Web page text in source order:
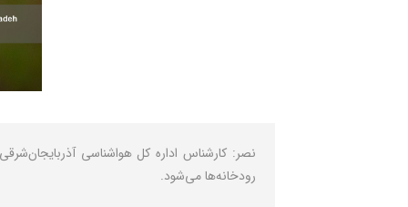
نصر: کارشناس اداره کل هواشناسی
رودخانه‌ها می‌شود.